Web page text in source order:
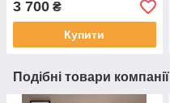
3 700 ₴
Купити
Подібні товари компанії